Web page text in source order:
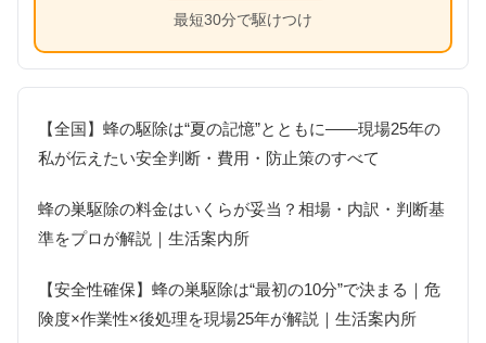
最短30分で駆けつけ
【全国】蜂の駆除は“夏の記憶”とともに――現場25年の
私が伝えたい安全判断・費用・防止策のすべて
蜂の巣駆除の料金はいくらが妥当？相場・内訳・判断基
準をプロが解説｜生活案内所
【安全性確保】蜂の巣駆除は“最初の10分”で決まる｜危
険度×作業性×後処理を現場25年が解説｜生活案内所